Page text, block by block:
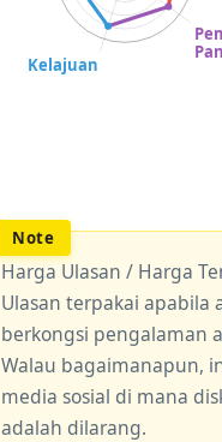
Harga Ulasan / Harga
Ulasan terpakai
berkongsi pengalaman
Walau bagaimanapun,
media sosial di mana
adalah dilarang.